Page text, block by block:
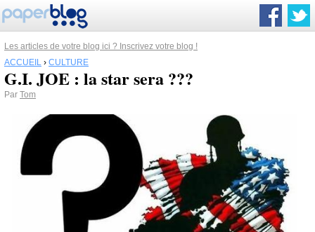
Les articles de votre blog ici ? Inscrivez votre blog !
ACCUEIL › CULTURE
G.I. JOE : la star sera ???
Par Tom